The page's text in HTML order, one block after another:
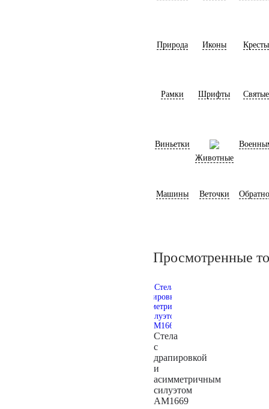
Природа Иконы Кресты
Рамки Шрифты Святые
Виньетки
Животные
Машины Веточки
Просмотренные
Стела
с
драпировкой
и
асимметричным
силуэтом
AM1669